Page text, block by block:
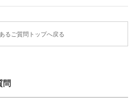
るご質問トップへ戻る
問